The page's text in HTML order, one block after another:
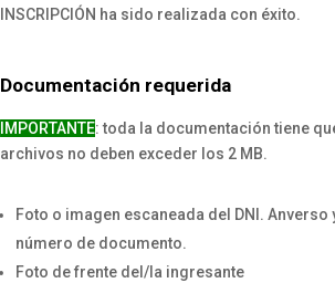
INSCRIPCIÓN ha sido realizada con éxito.
Documentación requerida
IMPORTANTE: toda la documentación tiene
archivos no deben exceder los 2 MB.
Foto o imagen escaneada del DNI.
número de documento.
Foto de frente del/la ingresante